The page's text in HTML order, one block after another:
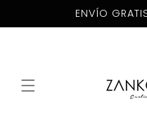
directamente
al contenido
ENVÍO